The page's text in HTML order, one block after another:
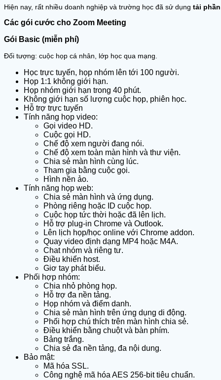
Hiện nay, rất nhiều doanh nghiệp và trường học đã sử dụng tải
Các gói cước cho Zoom Meeting
Gói Basic (miễn phí)
Đối tượng: cuộc họp cá nhân, lớp học qua mạng.
Học trực tuyến, họp nhóm lên tới 100 người.
Họp 1:1 không giới hạn.
Họp nhóm giới hạn trong 40 phút.
Không giới hạn số lượng cuộc họp, phiên học.
Hỗ trợ trực tuyến
Tính năng họp video:
Gọi video HD.
Cuộc gọi HD.
Chế độ xem người đang nói.
Chế độ xem toàn màn hình và thư viện.
Chia sẻ màn hình cùng lúc.
Tham gia bằng cuộc gọi.
Hình nền ảo.
Tính năng họp web:
Chia sẻ màn hình và ứng dụng.
Phòng riêng hoặc ID cuộc họp.
Cuộc họp tức thời hoặc đã lên lịch.
Hỗ trợ plug-in Chrome và Outlook.
Lên lịch họp/học online với Chrome addon.
Quay video định dạng MP4 hoặc M4A.
Chat nhóm và riêng tư.
Điều khiển host.
Giơ tay phát biểu.
Phối hợp nhóm:
Chia nhỏ phòng họp.
Hỗ trợ đa nền tảng.
Họp nhóm và điểm danh.
Chia sẻ màn hình trên ứng dụng di động.
Phối hợp chú thích trên màn hình chia sẻ.
Điều khiển bằng chuột và bàn phím.
Bảng trắng.
Chia sẻ đa nền tảng, đa nội dung.
Bảo mật:
Mã hóa SSL.
Công nghệ mã hóa AES 256-bit tiêu chuẩn.